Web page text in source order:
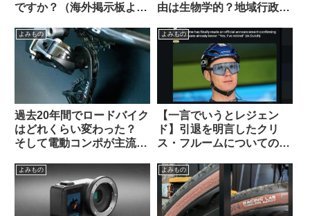
ですか？（海外掲示板よ
由は生物学的？地域行政
板から】
よみもの
過去20年間でロードバイク
はどれくらい変わった？
そして電動コンポが主流に
外掲示板でのオピニオン観
察）
よみもの
【一言でいうとレジェン
ド】引退を明言したクリ
ス・フルームについての海
る
よみもの よみもの